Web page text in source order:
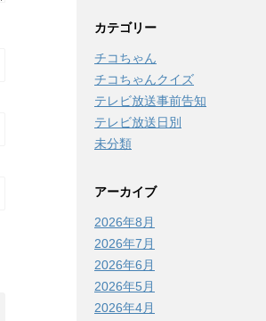
カテゴリー
チコちゃん
チコちゃんクイズ
テレビ放送事前告知
テレビ放送日別
未分類
アーカイブ
2026年8月
2026年7月
2026年6月
2026年5月
2026年4月